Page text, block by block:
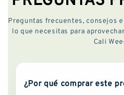
Preguntas frecuentes, consejos
lo que necesitas para
Cali
¿Por qué comprar este